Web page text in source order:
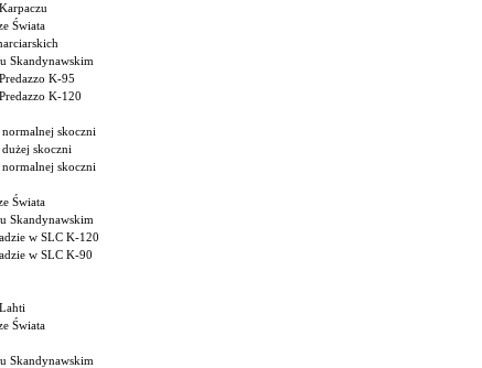
Świata
Skandynawskim
K-95
K-120
skoczni
skoczni
skoczni
Świata
Skandynawskim
w SLC K-120
w SLC K-90
Świata
Skandynawskim